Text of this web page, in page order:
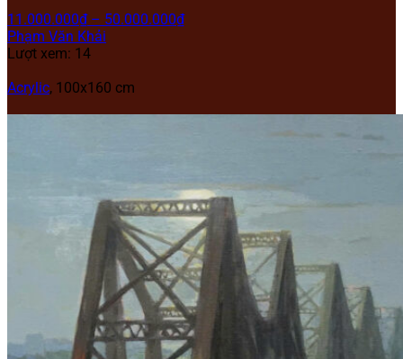
11.000.000₫ – 50.000.000₫
Phạm Văn Khải
Lượt xem: 14
Acrylic, 100x160 cm